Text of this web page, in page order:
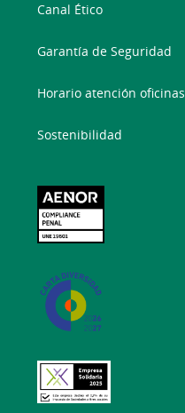
Canal Ético
Garantía de Seguridad
Horario atención oficinas
Sostenibilidad